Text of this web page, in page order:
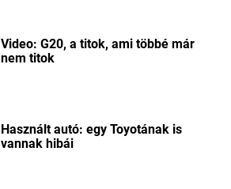
Video: G20, a titok, ami többé már
nem titok
Használt autó: egy Toyotának is
vannak hibái